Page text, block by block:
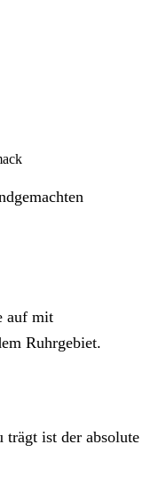
auf mit
Ruhrgebiet.
trägt ist der absolute